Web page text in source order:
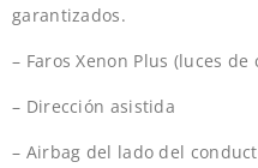
garantizados.
– Faros Xenon Plus (luces
– Dirección asistida
– Airbag del lado del